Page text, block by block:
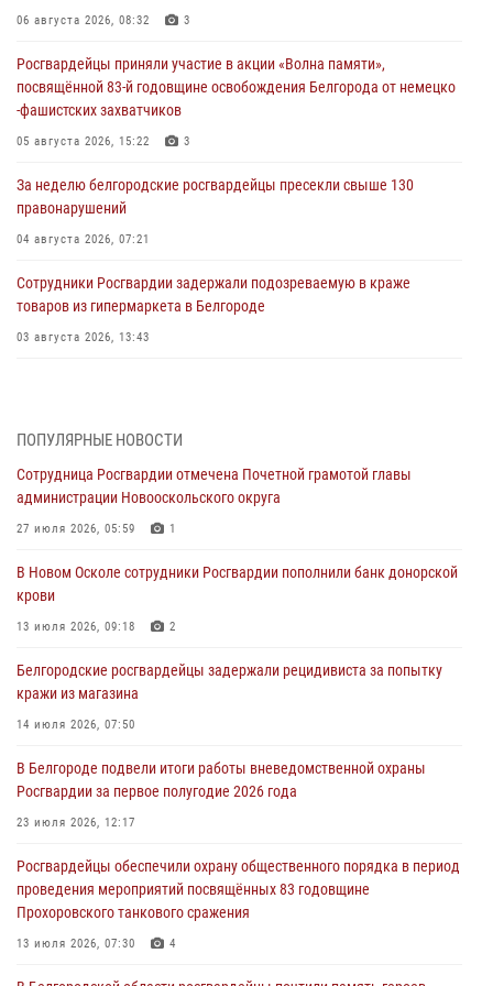
06 августа 2026, 08:32 3
Росгвардейцы приняли участие в акции «Волна памяти»,
посвящённой 83‑й годовщине освобождения Белгорода от немецко
‑фашистских захватчиков
05 августа 2026, 15:22 3
За неделю белгородские росгвардейцы пресекли свыше 130
правонарушений
04 августа 2026, 07:21
Сотрудники Росгвардии задержали подозреваемую в краже
товаров из гипермаркета в Белгороде
03 августа 2026, 13:43
03 августа 2026, 11:45 5
Росгвардейцы оказали помощь пострадавшему в результате атаки
FPV-дрона ВСУ в Белгородской области
01 августа 2026, 19:35
Ведомственная акция «Каникулы с Росгвардией» прошла в
пришкольном лагере Старого Оскола
31 июля 2026, 08:38 2
Росгвардейцы проверяют готовность школ к началу учебного года
в Яковлевском и Прохоровском округах
30 июля 2026, 14:53
Белгородские росгвардейцы проверяют избирательные участки
накануне выборов
30 июля 2026, 06:13
ПОПУЛЯРНЫЕ НОВОСТИ
Сотрудница Росгвардии отмечена Почетной грамотой главы
администрации Новооскольского округа
27 июля 2026, 05:59 1
В Новом Осколе сотрудники Росгвардии пополнили банк донорской
крови
13 июля 2026, 09:18 2
Белгородские росгвардейцы задержали рецидивиста за попытку
кражи из магазина
14 июля 2026, 07:50
В Белгороде подвели итоги работы вневедомственной охраны
Росгвардии за первое полугодие 2026 года
23 июля 2026, 12:17
Росгвардейцы обеспечили охрану общественного порядка в период
проведения мероприятий посвящённых 83 годовщине
Прохоровского танкового сражения
13 июля 2026, 07:30 4